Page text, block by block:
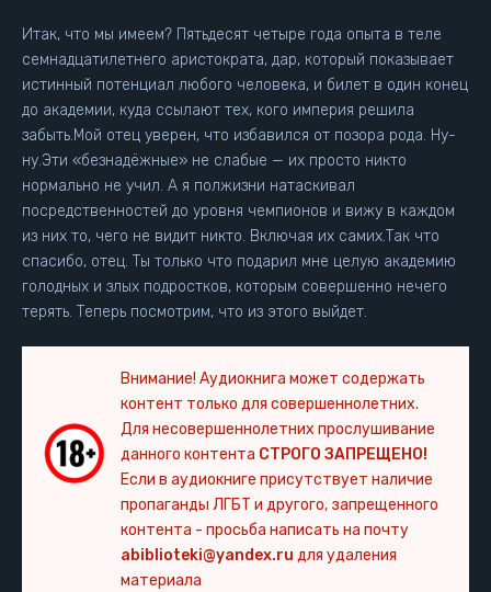
Итак, что мы имеем? Пятьдесят четыре года опыта в теле
семнадцатилетнего аристократа, дар, который показывает
истинный потенциал любого человека, и билет в один конец
до академии, куда ссылают тех, кого империя решила
забыть.Мой отец уверен, что избавился от позора рода. Ну-
ну.Эти «безнадёжные» не слабые — их просто никто
нормально не учил. А я полжизни натаскивал
посредственностей до уровня чемпионов и вижу в каждом
из них то, чего не видит никто. Включая их самих.Так что
спасибо, отец. Ты только что подарил мне целую академию
голодных и злых подростков, которым совершенно нечего
терять. Теперь посмотрим, что из этого выйдет.
Внимание! Аудиокнига может содержать
контент только для совершеннолетних.
Для несовершеннолетних прослушивание
данного контента СТРОГО ЗАПРЕЩЕНО!
Если в аудиокниге присутствует наличие
пропаганды ЛГБТ и другого, запрещенного
контента - просьба написать на почту
abiblioteki@yandex.ru для удаления
материала